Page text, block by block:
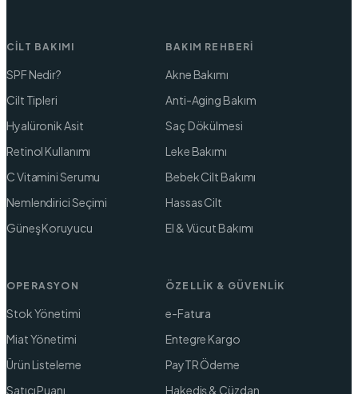
CILT BAKIMI
SPF Nedir?
Cilt Tipleri
Hyalüronik Asit
Retinol Kullanımı
C Vitamini Serumu
Nemlendirici Seçimi
Güneş Koruyucu
BAKIM REHBERI
Akne Bakımı
Anti-Aging Bakım
Saç Dökülmesi
Leke Bakımı
Bebek Cilt Bakımı
Hassas Cilt
El & Vücut Bakımı
OPERASYON
Stok Yönetimi
Miat Yönetimi
Ürün Listeleme
Satıcı Puanı
ÖZELLIK & GÜVENLIK
e-Fatura
Entegre Kargo
PayTR Ödeme
Hakediş & Cüzdan